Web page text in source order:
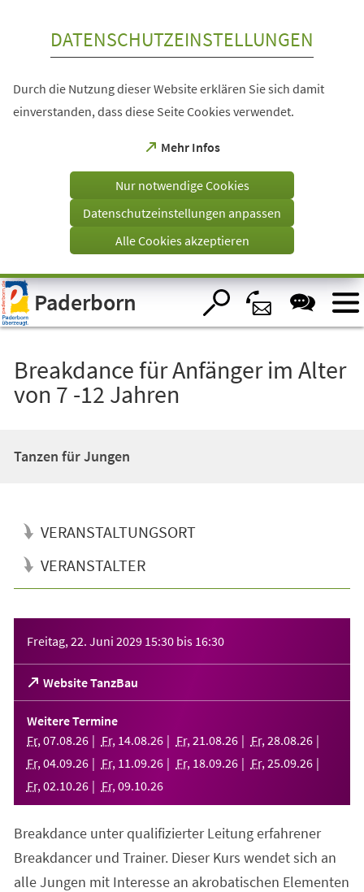
Visuelle
Assistenzsoftware
öffnen.
DATENSCHUTZEINSTELLUNGEN
Durch die Nutzung dieser Website erklären Sie sich damit
einverstanden, dass diese Seite Cookies verwendet.
Mehr Infos
(Öffnet
einem
Tab)
Nur notwendige Cookies
Datenschutzeinstellungen anpassen
Alle Cookies akzeptieren
Paderborn
Breakdance für Anfänger im Alter
von 7 -12 Jahren
Tanzen für Jungen
VERANSTALTUNGSORT
VERANSTALTER
Freitag, 22. Juni 2029 15:30 bis 16:30
Website TanzBau
(Öffnet
in
einem
neuen
Tab)
Weitere Termine
Fr, 07.08.26 Fr, 14.08.26 Fr, 21 .08.26 Fr, 28.08.26
Fr, 04.09.26 Fr, 11 .09.26 Fr, 18.09.26 Fr, 25.09.26
Fr, 02.10.26 Fr, 09.10.26
Breakdance unter qualifizierter Leitung erfahrener
Breakdancer und Trainer. Dieser Kurs wendet sich an
alle Jungen mit Interesse an akrobatischen Elementen